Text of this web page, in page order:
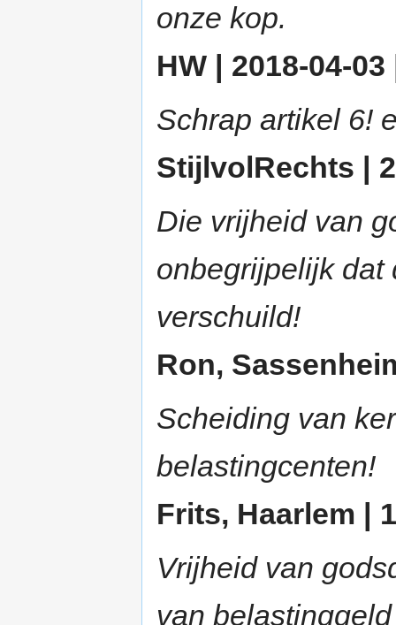
onze kop.
HW | 2018-04-
Schrap artikel 6!
StijlvolRechts |
Die vrijheid van
onbegrijpelijk dat
verschuild!
Ron,
Scheiding van
belastingcenten!
Frits, Haarlem |
Vrijheid van
van